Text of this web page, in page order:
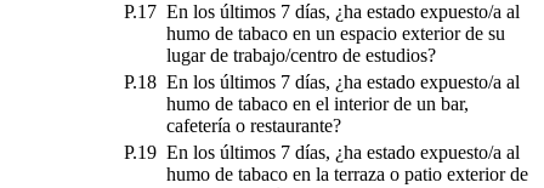
P.17 En los últimos 7 días, ¿ha estado expuesto/a al
humo de tabaco en un espacio exterior de su
lugar de trabajo/centro de estudios?
P.18 En los últimos 7 días, ¿ha estado expuesto/a al
humo de tabaco en el interior de un bar,
cafetería o restaurante?
P.19 En los últimos 7 días, ¿ha estado expuesto/a al
humo de tabaco en la terraza o patio exterior de